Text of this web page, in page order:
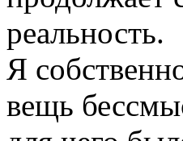
реальность.
Я
вещь